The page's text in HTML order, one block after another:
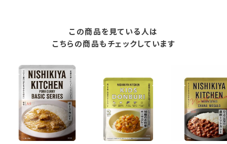
この商品を見ている人は
こちらの商品もチェックしています